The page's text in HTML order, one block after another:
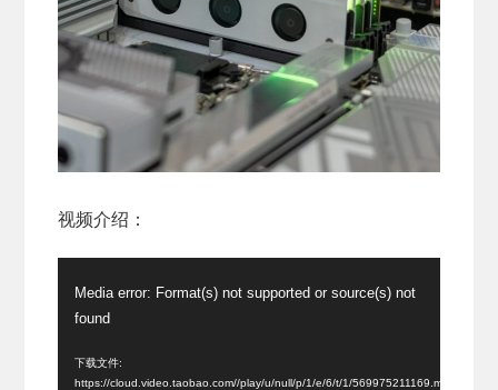
视频介绍：
放
Media error: Format(s) not supported or source(s) not
found
下载文件:
https://cloud.video.taobao.com//play/u/null/p/1/e/6/t/1/569975211169.mp4?